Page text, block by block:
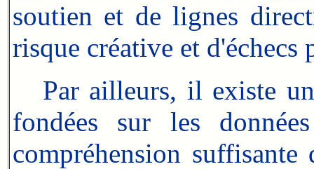
soutien et de lignes
risque créative et d'échecs
Par ailleurs, il existe
fondées sur les
compréhension